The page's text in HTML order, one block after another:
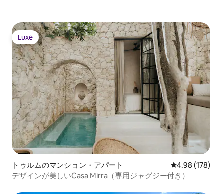
Luxe
Luxe
トゥルムのマンション・アパート レビュー178
4.98 (178)
デザインが美しいCasa Mirra（専用ジャグジー付き）